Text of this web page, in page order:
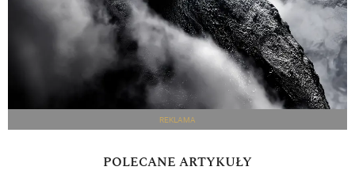
REKLAMA
POLECANE ARTYKUŁY